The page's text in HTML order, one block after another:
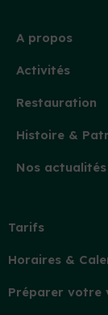
A propos
Activités
Restauration
Histoire &
Nos actualités
Tarifs
Horaires &
Préparer votre